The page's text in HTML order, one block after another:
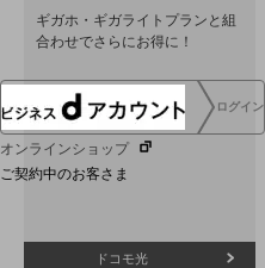
NTTドコモグループ
ログイン
オンラインショップ
ご契約中のお客さま
サービス別サポート情報
ギガホ・ギガライトプランと組
合わせでさらにお得に！
ドコモ光